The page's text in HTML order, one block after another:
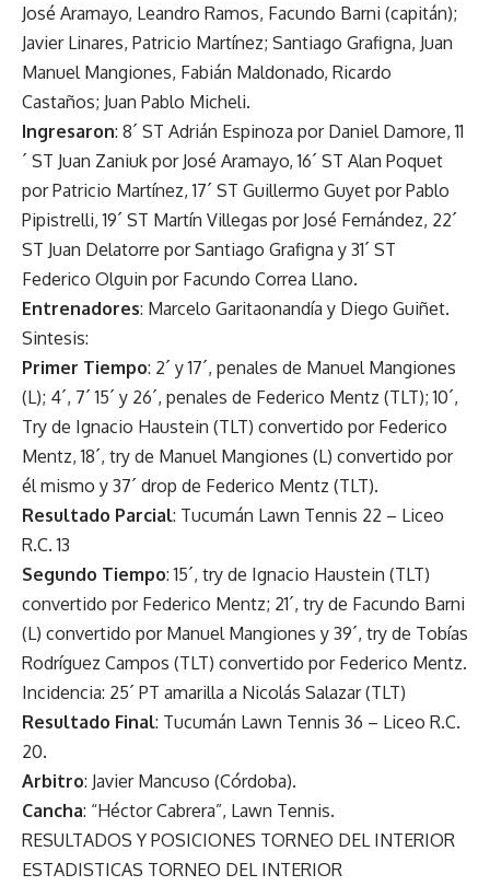
José Aramayo, Leandro Ramos, Facundo Barni (capitán);
Javier Linares, Patricio Martínez; Santiago Grafigna, Juan
Manuel Mangiones, Fabián Maldonado, Ricardo
Castaños; Juan Pablo Micheli.
Ingresaron: 8´ ST Adrián Espinoza por Daniel Damore, 11
´ ST Juan Zaniuk por José Aramayo, 16´ ST Alan Poquet
por Patricio Martínez, 17´ ST Guillermo Guyet por Pablo
Pipistrelli, 19´ ST Martín Villegas por José Fernández, 22´
ST Juan Delatorre por Santiago Grafigna y 31´ ST
Federico Olguin por Facundo Correa Llano.
Entrenadores: Marcelo Garitaonandía y Diego Guiñet.
Sintesis:
Primer Tiempo: 2´ y 17´, penales de Manuel Mangiones
(L); 4´, 7´ 15´ y 26´, penales de Federico Mentz (TLT); 10´,
Try de Ignacio Haustein (TLT) convertido por Federico
Mentz, 18´, try de Manuel Mangiones (L) convertido por
él mismo y 37´ drop de Federico Mentz (TLT).
Resultado Parcial: Tucumán Lawn Tennis 22 – Liceo
R.C. 13
Segundo Tiempo: 15´, try de Ignacio Haustein (TLT)
convertido por Federico Mentz; 21´, try de Facundo Barni
(L) convertido por Manuel Mangiones y 39´, try de Tobías
Rodríguez Campos (TLT) convertido por Federico Mentz.
Incidencia: 25´ PT amarilla a Nicolás Salazar (TLT)
Resultado Final: Tucumán Lawn Tennis 36 – Liceo R.C.
20.
Arbitro: Javier Mancuso (Córdoba).
Cancha: “Héctor Cabrera”, Lawn Tennis.
RESULTADOS Y POSICIONES TORNEO DEL INTERIOR
ESTADISTICAS TORNEO DEL INTERIOR